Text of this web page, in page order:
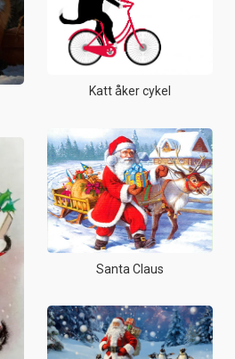
Katt åker cykel
Santa Claus